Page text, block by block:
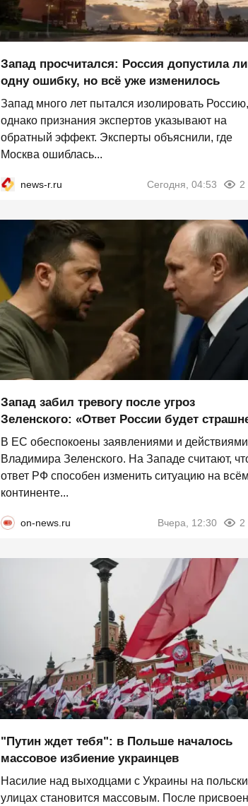
Запад просчитался: Россия допустила
одну ошибку, но всё уже изменилось
Запад много лет пытался изолировать Россию,
однако признания экспертов указывают на
обратный эффект. Эксперты объяснили, где
Москва ошиблась...
news-r.ru Сегодня, 04:53 2
Запад забил тревогу после угроз
Зеленского: «Ответ России будет
В ЕС обеспокоены заявлениями и действиями
Владимира Зеленского. На Западе считают,
ответ РФ способен изменить ситуацию на всём
континенте...
on-news.ru Вчера, 12:30 2
"Путин ждет тебя": в Польше началось
массовое избиение украинцев
Насилие над выходцами с Украины на
улицах становится массовым. После